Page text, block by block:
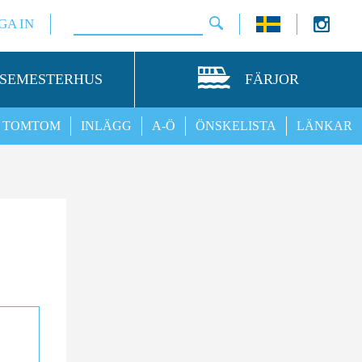
IN
SEMESTERHUS FÄRJOR
LÄNKAR
ÖNSKELISTA
A-Ö
INLÄGG
TOMTOM